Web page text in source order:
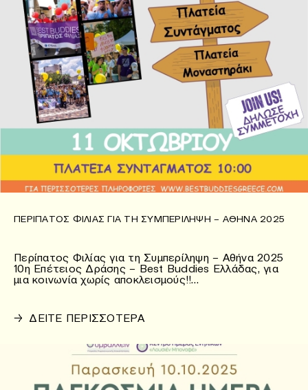
ΠΕΡΊΠΑΤΟΣ ΦΙΛΊΑΣ ΓΙΑ ΤΗ ΣΥΜΠΕΡΊΛΗΨΗ – ΑΘΉΝΑ 2025
Περίπατος Φιλίας για τη Συμπερίληψη – Αθήνα 2025
10η Επέτειος Δράσης – Best Buddies Ελλάδας, για
μια κοινωνία χωρίς αποκλεισμούς!!…
→ ΔΕΙΤΕ ΠΕΡΙΣΣΟΤΕΡΑ